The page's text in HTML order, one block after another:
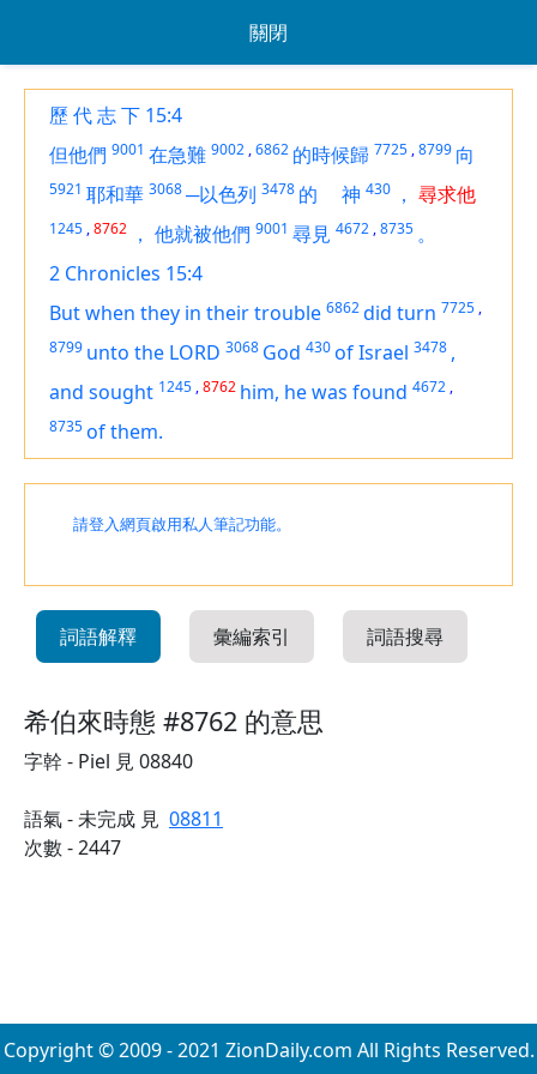
關閉
歷 代 志 下 15:4
但他們 9001 在急難 9002 ,6862 的時候歸 7725 ,8799 向
5921 耶和華 3068─以色列 3478 的 神 430 ， 尋求他
1245 ,8762 ， 他就被他們 9001 尋見 4672 ,8735 。
2 Chronicles 15:4
But when they in their trouble 6862did turn 7725 ,
8799 unto the LORD 3068 God 430of Israel 3478 ,
and sought 1245 ,8762 him, he was found 4672 ,
8735of them.
請登入網頁啟用私人筆記功能。
詞語解釋 彙編索引 詞語搜尋
希伯來時態 #8762 的意思
字幹 - Piel 見 08840
語氣 - 未完成 見 08811
次數 - 2447
Copyright © 2009 - 2021 ZionDaily.com All Rights Reserved.